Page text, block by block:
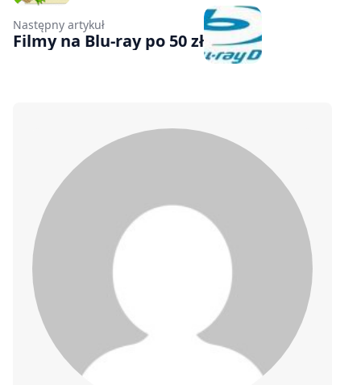
Następny artykuł
Filmy na Blu-ray po 50 zł